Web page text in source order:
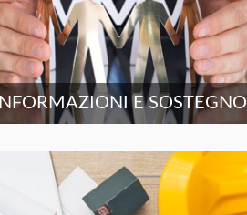
INFORMAZIONI E SOSTEGNO